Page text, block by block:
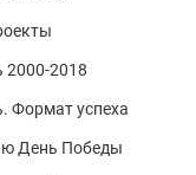
2000-2018
Формат успеха
День Победы